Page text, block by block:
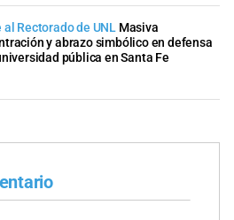
al Rectorado de UNL Masiva
y abrazo simbólico en defensa
pública en Santa Fe